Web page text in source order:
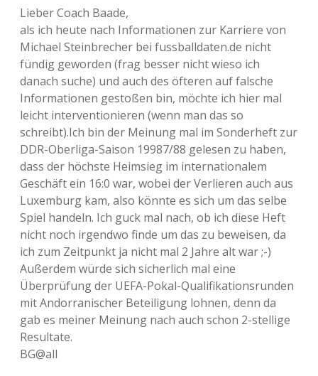
Lieber Coach Baade,
als ich heute nach Informationen zur Karriere von
Michael Steinbrecher bei fussballdaten.de nicht
fündig geworden (frag besser nicht wieso ich
danach suche) und auch des öfteren auf falsche
Informationen gestoßen bin, möchte ich hier mal
leicht interventionieren (wenn man das so
schreibt).Ich bin der Meinung mal im Sonderheft zur
DDR-Oberliga-Saison 19987/88 gelesen zu haben,
dass der höchste Heimsieg im internationalem
Geschäft ein 16:0 war, wobei der Verlieren auch aus
Luxemburg kam, also könnte es sich um das selbe
Spiel handeln. Ich guck mal nach, ob ich diese Heft
nicht noch irgendwo finde um das zu beweisen, da
ich zum Zeitpunkt ja nicht mal 2 Jahre alt war ;-)
Außerdem würde sich sicherlich mal eine
Überprüfung der UEFA-Pokal-Qualifikationsrunden
mit Andorranischer Beteiligung lohnen, denn da
gab es meiner Meinung nach auch schon 2-stellige
Resultate.
BG@all